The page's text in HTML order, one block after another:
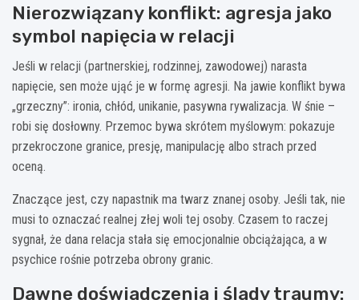
Nierozwiązany konflikt: agresja jako
symbol napięcia w relacji
Jeśli w relacji (partnerskiej, rodzinnej, zawodowej) narasta
napięcie, sen może ująć je w formę agresji. Na jawie konflikt bywa
„grzeczny”: ironia, chłód, unikanie, pasywna rywalizacja. W śnie –
robi się dosłowny. Przemoc bywa skrótem myślowym: pokazuje
przekroczone granice, presję, manipulację albo strach przed
oceną.
Znaczące jest, czy napastnik ma twarz znanej osoby. Jeśli tak, nie
musi to oznaczać realnej złej woli tej osoby. Czasem to raczej
sygnał, że dana relacja stała się emocjonalnie obciążająca, a w
psychice rośnie potrzeba obrony granic.
Dawne doświadczenia i ślady traumy: